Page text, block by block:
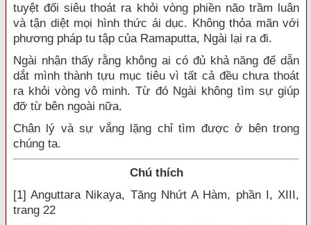
tuyệt đối siêu thoát ra khỏi vòng phiền não trầm luân
và tận diệt mọi hình thức ái dục. Không thỏa mãn với
phương pháp tu tập của Ramaputta, Ngài lại ra đi.
Ngài nhận thấy rằng không ai có đủ khả năng để dẫn
dắt mình thành tựu mục tiêu vì tất cả đều chưa thoát
ra khỏi vòng vô minh. Từ đó Ngài không tìm sự giúp
đỡ từ bên ngoài nữa.
Chân lý và sự vắng lặng chỉ tìm được ở bên trong
chúng ta.
Chú thích
[1] Anguttara Nikaya, Tăng Nhứt A Hàm, phần I, XIII,
trang 22